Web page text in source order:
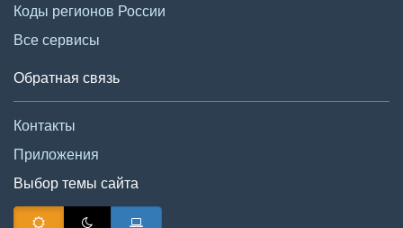
Коды регионов России
Все сервисы
Обратная связь
Контакты
Приложения
Выбор темы сайта